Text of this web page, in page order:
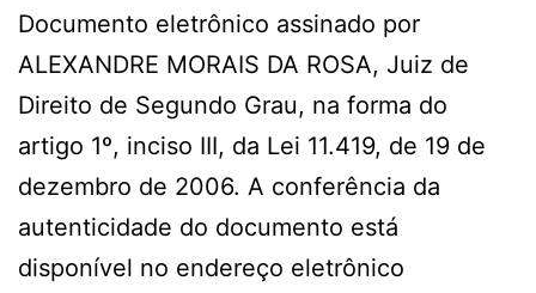
Documento eletrônico assinado por
ALEXANDRE MORAIS DA ROSA, Juiz de
Direito de Segundo Grau, na forma do
artigo 1º, inciso III, da Lei 11.419, de 19 de
dezembro de 2006. A conferência da
autenticidade do documento está
disponível no endereço eletrônico